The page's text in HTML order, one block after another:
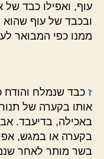
עוף, ואפילו כבד של
ובכבד של עוף
ממנו כפי המבואר
ז כבד שנמלח והודח
אותו בקערה של
באכילה, בדיעבד.
בקערה או במגש,
בשר מותר לאחר